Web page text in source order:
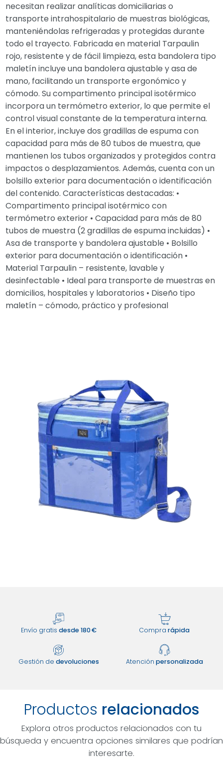
necesitan realizar analíticas domiciliarias o
transporte intrahospitalario de muestras biológicas,
manteniéndolas refrigeradas y protegidas durante
todo el trayecto. Fabricada en material Tarpaulin
rojo, resistente y de fácil limpieza, esta bandolera tipo
maletín incluye una bandolera ajustable y asa de
mano, facilitando un transporte ergonómico y
cómodo. Su compartimento principal isotérmico
incorpora un termómetro exterior, lo que permite el
control visual constante de la temperatura interna.
En el interior, incluye dos gradillas de espuma con
capacidad para más de 80 tubos de muestra, que
mantienen los tubos organizados y protegidos contra
impactos o desplazamientos. Además, cuenta con un
bolsillo exterior para documentación o identificación
del contenido. Características destacadas: •
Compartimento principal isotérmico con
termómetro exterior • Capacidad para más de 80
tubos de muestra (2 gradillas de espuma incluidas) •
Asa de transporte y bandolera ajustable • Bolsillo
exterior para documentación o identificación •
Material Tarpaulin – resistente, lavable y
desinfectable • Ideal para transporte de muestras en
domicilios, hospitales y laboratorios • Diseño tipo
maletín – cómodo, práctico y profesional
Envío gratis desde 180 € Comprarápida
Gestión de devoluciones Atención personalizada
Productos relacionados
Explora otros productos relacionados con tu
búsqueda y encuentra opciones similares que podrían
interesarte.